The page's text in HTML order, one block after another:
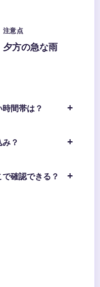
注意点
夕方の急な雨
間帯は？
？
確認できる？